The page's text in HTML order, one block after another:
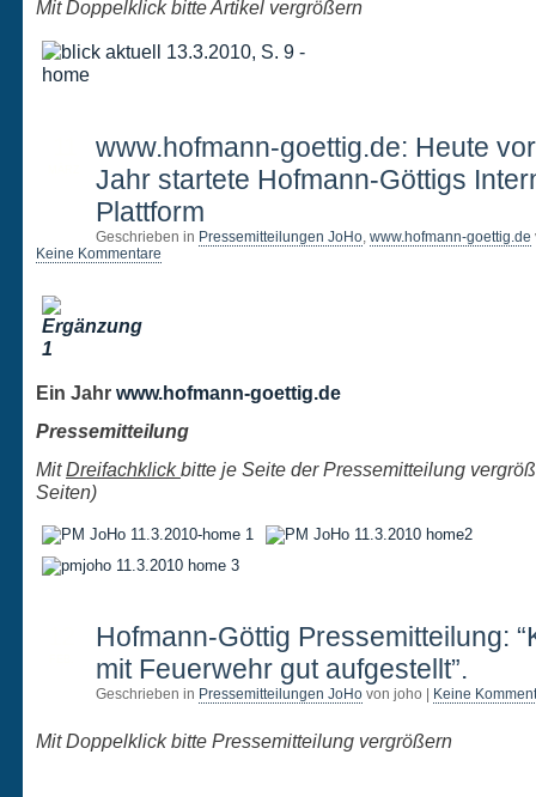
Mit Doppelklick bitte Artikel vergrößern
www.hofmann-goettig.de: Heute
Jahr startete Hofmann-Göttigs
Plattform
Geschrieben in Pressemitteilungen JoHo, www.hofmann-goettig.de
Keine Kommentare
Ein Jahr www.hofmann-goettig.de
Pressemitteilung
MitDreifachklickbitte je Seite der Pressemitteilung
Seiten)
Hofmann-Göttig Pressemitteilung:
mit Feuerwehr gut aufgestellt”.
Geschrieben in Pressemitteilungen JoHo von joho | Keine
Mit Doppelklick bitte Pressemitteilung vergrößern